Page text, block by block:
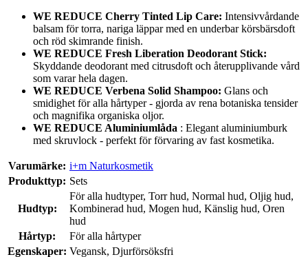
WE REDUCE Cherry Tinted Lip Care: Intensivvårdande
balsam för torra, nariga läppar med en underbar körsbärsdoft
och röd skimrande finish.
WE REDUCE Fresh Liberation Deodorant Stick:
Skyddande deodorant med citrusdoft och återupplivande vård
som varar hela dagen.
WE REDUCE Verbena Solid Shampoo: Glans och
smidighet för alla hårtyper - gjorda av rena botaniska tensider
och magnifika organiska oljor.
WE REDUCE Aluminiumlåda : Elegant aluminiumburk
med skruvlock - perfekt för förvaring av fast kosmetika.
Varumärke: i+m Naturkosmetik
Produkttyp: Sets
Hudtyp:
För alla hudtyper, Torr hud, Normal hud, Oljig hud,
Kombinerad hud, Mogen hud, Känslig hud, Oren
hud
Hårtyp:
För alla hårtyper
Egenskaper: Vegansk, Djurförsöksfri